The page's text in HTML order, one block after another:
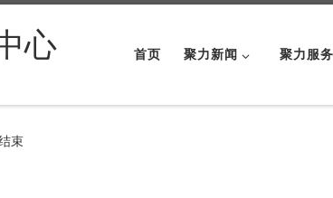
心 首页 聚力新闻 聚力服务
束